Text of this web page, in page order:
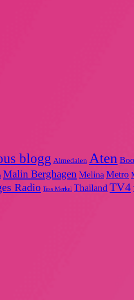
blogg Almedalen Aten
Malin Berghagen Melina Metro
Radio Tess Merkel Thailand TV4